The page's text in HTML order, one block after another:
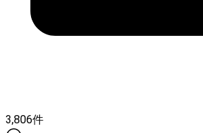
3,806件